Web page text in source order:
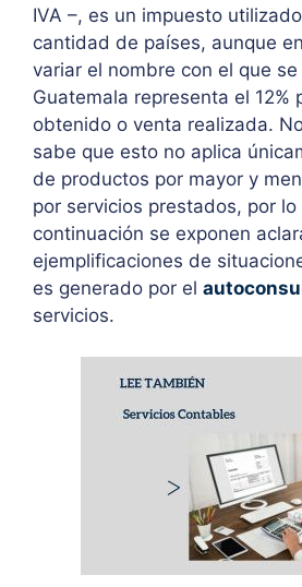
IVA –, es un impuesto
cantidad de países, aunque
variar el nombre con el que se
Guatemala representa el 12%
obtenido o venta realizada.
sabe que esto no aplica
de productos por mayor y
por servicios prestados, por lo
continuación se exponen
ejemplificaciones de
es generado por el
servicios.